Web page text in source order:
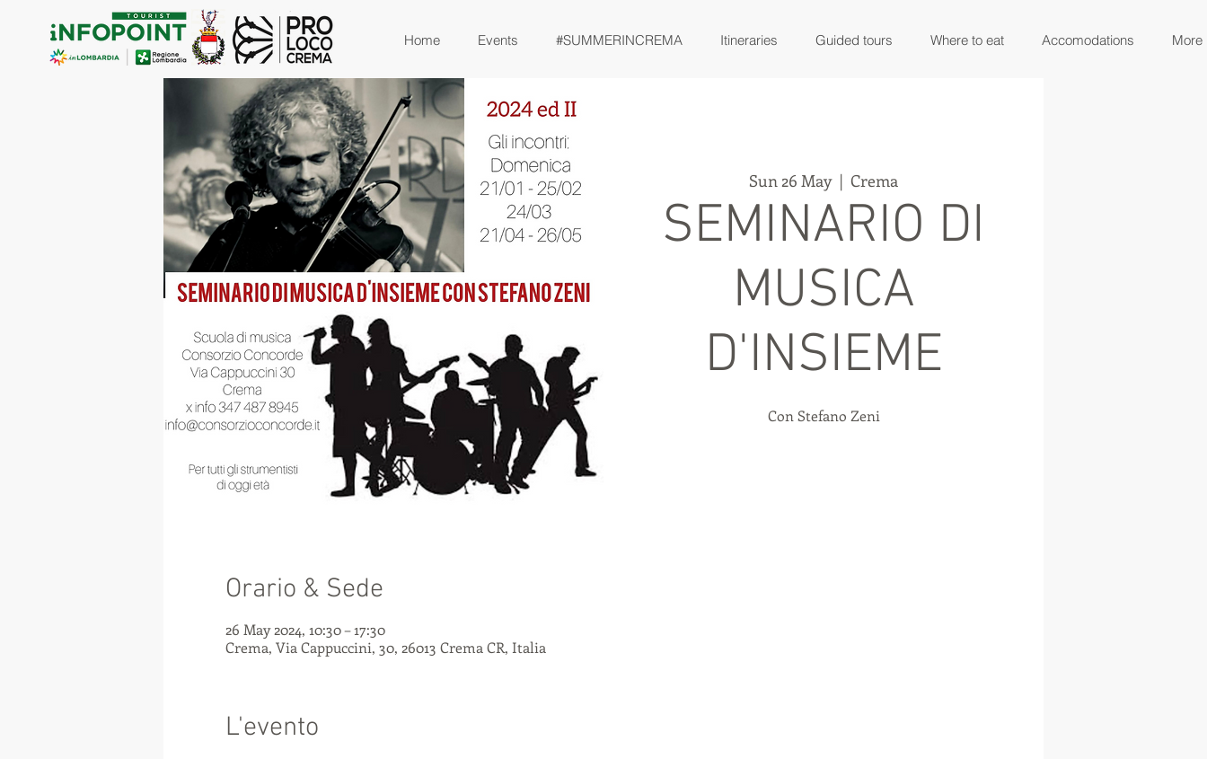
Home Events #SUMMERINCREMA Itineraries Guided tours Where to eat Accomodations More
Sun 26 May
  |
Crema
SEMINARIO DI
MUSICA
D'INSIEME
Con Stefano Zeni
Orario & Sede
26 May 2024, 10:30 – 17:30
Crema, Via Cappuccini, 30, 26013 Crema CR, Italia
L'evento